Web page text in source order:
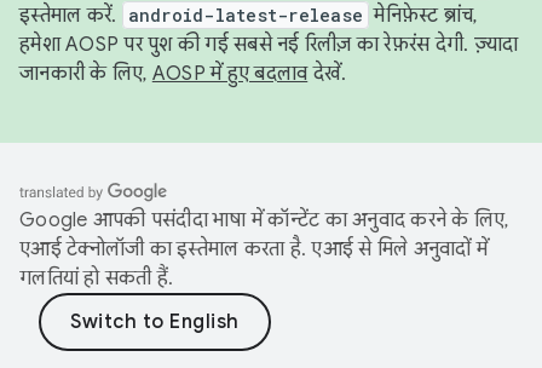
इस्तेमाल करें.
android-latest-release मेनिफ़ेस्ट ब्रांच,
हमेशा AOSP पर पुश की गई सबसे नई रिलीज़ का रेफ़रंस देगी. ज़्यादा
जानकारी के लिए, AOSP में हुए बदलावदेखें.
Google आपकी पसंदीदा भाषा में कॉन्टेंट का अनुवाद करने के लिए,
एआई टेक्नोलॉजी का इस्तेमाल करता है. एआई से मिले अनुवादों में
गलतियां हो सकती हैं.